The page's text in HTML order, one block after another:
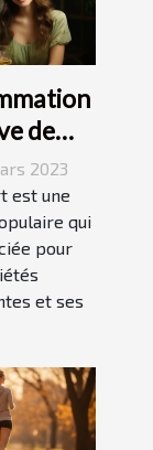
de
quels
pour la
2023
est une
qui
pour
et ses